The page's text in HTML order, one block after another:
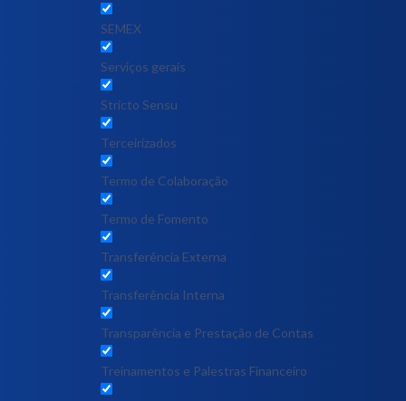
SEMEX
Serviços gerais
Stricto Sensu
Terceirizados
Termo de Colaboração
Termo de Fomento
Transferência Externa
Transferência Interna
Transparência e Prestação de Contas
Treinamentos e Palestras Financeiro